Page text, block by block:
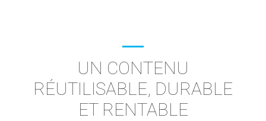
UN CONTENU
RÉUTILISABLE, DURABLE
ET RENTABLE